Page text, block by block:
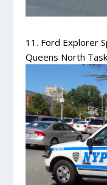
11. Ford Explorer
Queens North